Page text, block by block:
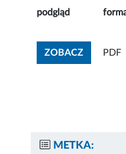
podgląd
ZOBACZZOBACZ
PDF
METKA: